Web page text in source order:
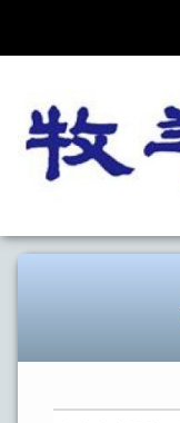
교계종합
교단/교회
설교/칼럼